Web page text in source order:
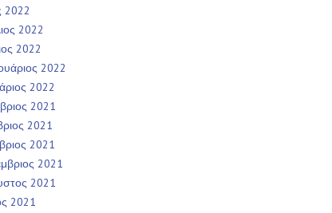
2022
2022
2022
2022
2022
2021
2021
2021
2021
2021
2021